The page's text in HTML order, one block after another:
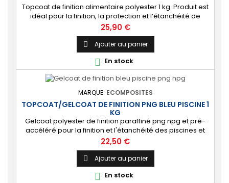
Topcoat de finition alimentaire polyester 1 kg. Produit est
idéal pour la finition, la protection et l’étanchéité de
surfaces alimentaires. 🔝 [Contact alimentaire]
Protection aux propriétés alimentaires homologuées,
robuste contre les produits chimiques, les Uvs, et
l'humidité. ⚙️ [Facile à utiliser] Application simple avec un
rouleau enducteur, un...
Prix
25,90 €
 Ajouter au panier
 En stock
MARQUE: ECOMPOSITES
TOPCOAT/GELCOAT DE FINITION PNG BLEU PISCINE 1
KG
Gelcoat polyester de finition paraffiné png npg et pré-
accéléré pour la finition et l'étanchéité des piscines et
bassins. [Finition] : Fournit une couche extérieure lisse
brillante qualité immersion. [Étanche] : Étanchéifie votre
stratification résine et fibre de verre. Livré avec son
catalyseur PMEC 2 cl
Prix
22,50 €
 Ajouter au panier
 En stock